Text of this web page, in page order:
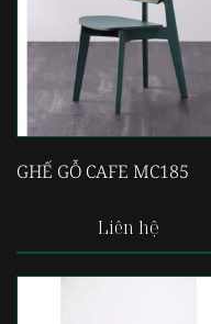
GHẾ GỖ CAFE MC185
Liên hệ